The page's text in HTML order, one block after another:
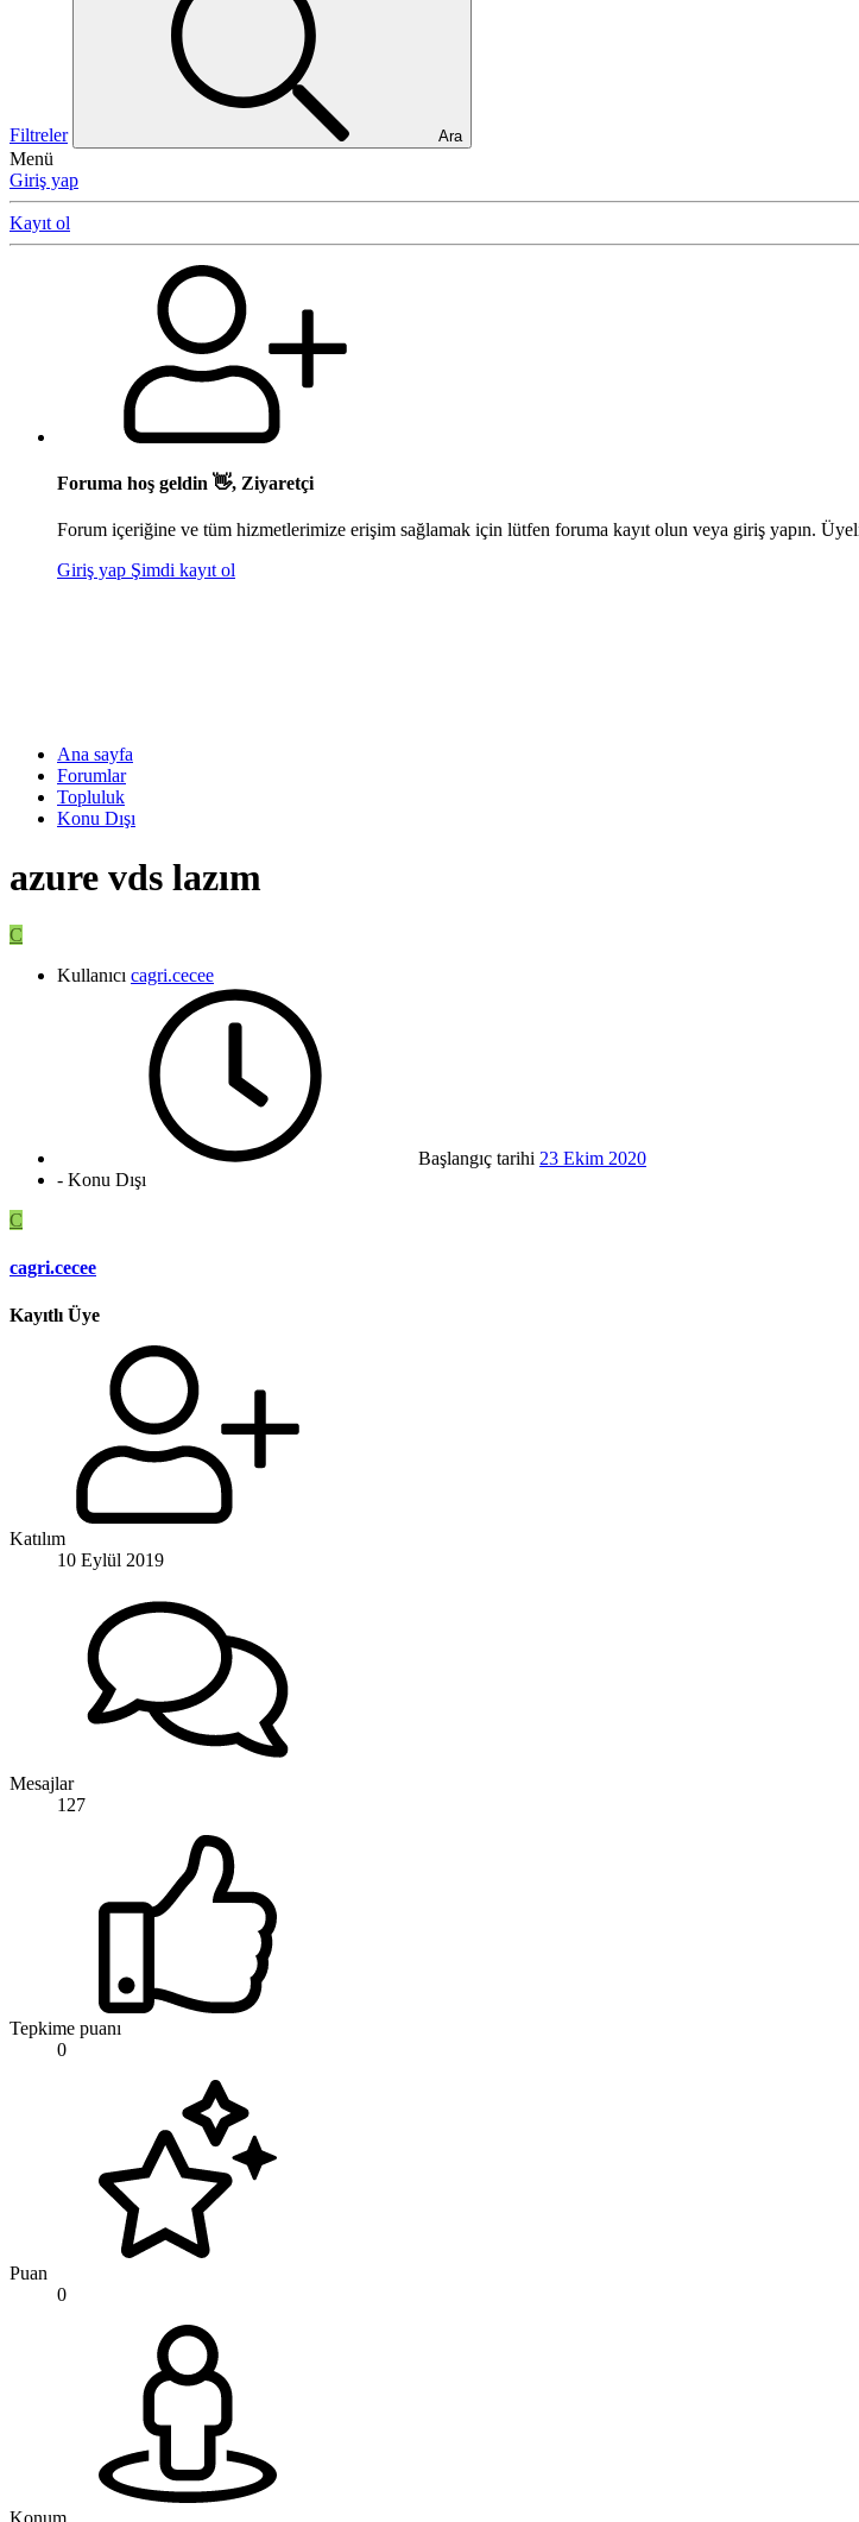
Filtreler Ara
Menü
Giriş yap
Kayıt ol
Foruma hoş geldin 👋, Ziyaretçi
Forum içeriğine ve tüm hizmetlerimize erişim sağlamak için lütfen foruma kayıt olun veya giriş yapın.
Giriş yap Şimdi kayıt ol
Ana sayfa
Forumlar
Topluluk
Konu Dışı
azure vds lazım
C
Kullanıcı cagri.cecee
Başlangıç tarihi 23 Ekim 2020
- Konu Dışı
C
cagri.cecee
Kayıtlı Üye
Katılım
10 Eylül 2019
Mesajlar
127
Tepkime puanı
0
Puan
0
Konum